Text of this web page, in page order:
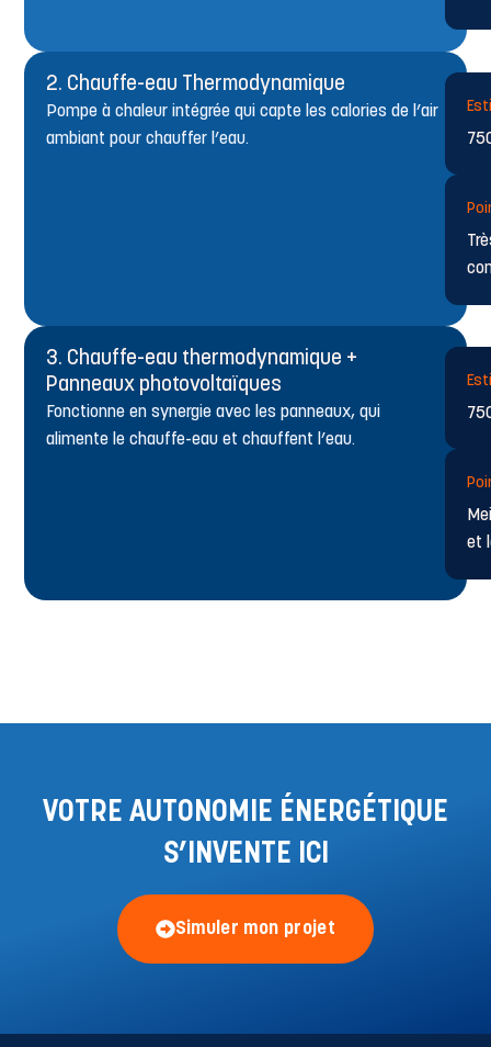
2. Chauffe-eau Thermodynamique
Pompe à chaleur intégrée qui capte les calories de l’air
ambiant pour chauffer l’eau.
3. Chauffe-eau thermodynamique +
Panneaux photovoltaïques
Fonctionne en synergie avec les panneaux, qui
alimente le chauffe-eau et chauffent l’eau.
et
VOTRE AUTONOMIE ÉNERGÉTIQUE
S’INVENTE ICI
Simuler mon projet